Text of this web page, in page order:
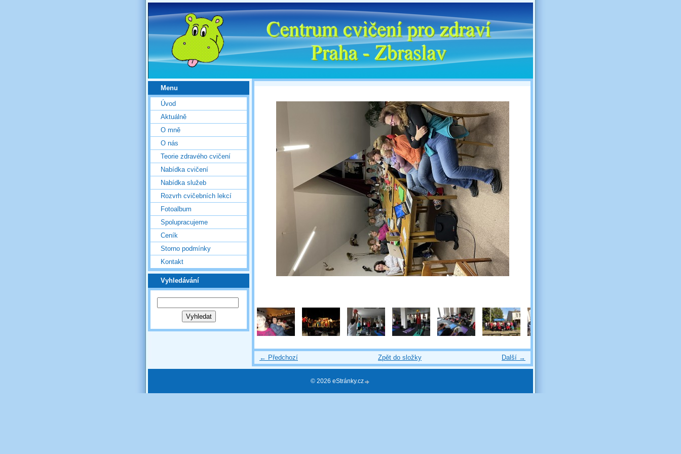
← Předchozí Další →
Zpět do složky
Menu
Úvod
Aktuálně
O mně
O nás
Teorie zdravého cvičení
Nabídka cvičení
Nabídka služeb
Rozvrh cvičebních lekcí
Fotoalbum
Spolupracujeme
Ceník
Storno podmínky
Kontakt
Vyhledávání
© 2026 eStránky.cz